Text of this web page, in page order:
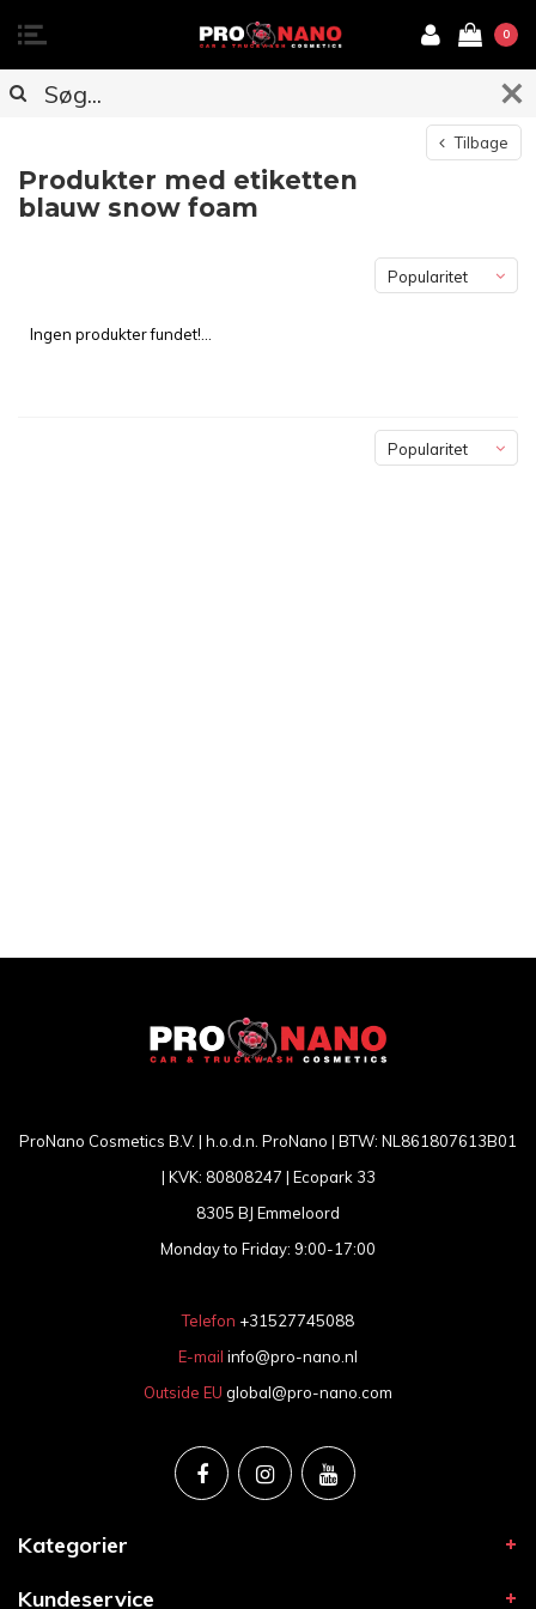
0
Tilbage
Produkter med etiketten
blauw snow foam
Popularitet
Ingen produkter fundet!...
Popularitet
ProNano Cosmetics B.V. | h.o.d.n. ProNano | BTW: NL861807613B01
| KVK: 80808247 | Ecopark 33
8305 BJ Emmeloord
Monday to Friday: 9:00-17:00
Telefon +31527745088
E-mail info@pro-nano.nl
Outside EU global@pro-nano.com
Kategorier
Kundeservice